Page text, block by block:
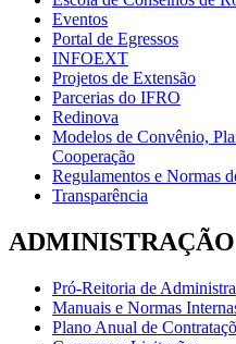
Eventos
Portal de Egressos
INFOEXT
Projetos de Extensão
Parcerias do IFRO
Redinova
Modelos de Convênio,
Cooperação
Regulamentos e Normas
Transparência
ADMINISTRAÇÃO
Pró-Reitoria de
Manuais e Normas
Plano Anual de